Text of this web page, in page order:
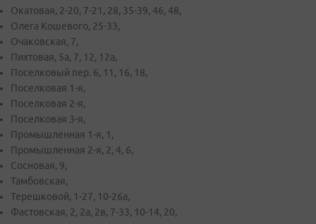
Окатовая, 2-20, 7-21, 28, 35-39, 46, 48,
Олега Кошевого, 25-33,
Очаковская, 7,
Пихтовая, 5а, 7, 12, 12а,
Поселковый пер. 6, 11, 16, 18,
Поселковая 1-я,
Поселковая 2-я,
Поселковая 3-я,
Промышленная 1-я, 1,
Промышленная 2-я, 2, 4, 6,
Сосновая, 9,
Тамбовская,
Терешковой, 1-27, 10-26а,
Фастовская, 2, 2а, 2в, 7-33, 10-14, 20,